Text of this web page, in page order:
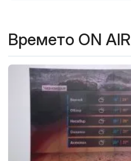
Времето ON AIR